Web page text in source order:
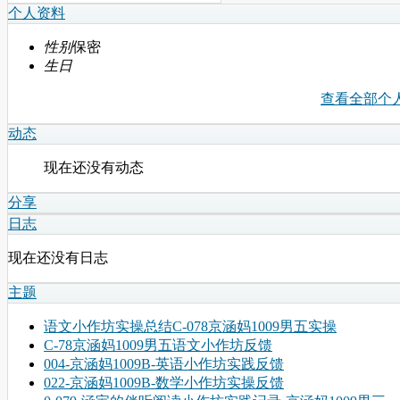
个人资料
性别保密
生日
查看全部个
动态
现在还没有动态
分享
日志
现在还没有日志
主题
语文小作坊实操总结C-078京涵妈1009男五实操
C-78京涵妈1009男五语文小作坊反馈
004-京涵妈1009B-英语小作坊实践反馈
022-京涵妈1009B-数学小作坊实操反馈